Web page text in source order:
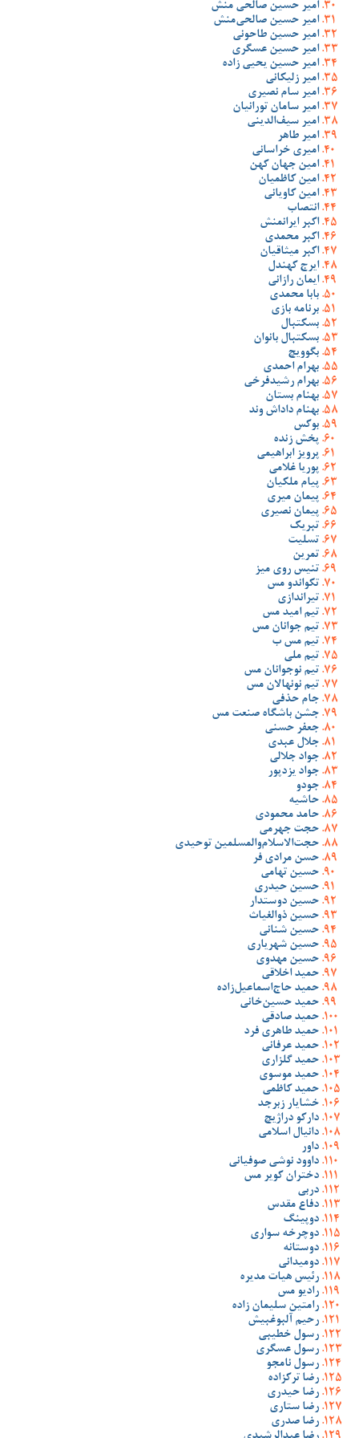
امیر حسین صالحی منش
امیر حسین صالحی‌منش
امیر حسین طاحونی
امیر حسین عسگری
امیر حسین یحیی زاده
امیر زلیکانی
امیر سام نصیری
امیر سامان تورانیان
امیر سیف‌الدینی
امیر طاهر
امیری خراسانی
امین جهان کهن
امین کاظمیان
امین کاویانی
انتصاب
اکبر ایرانمنش
اکبر محمدی
اکبر میثاقیان
ایرج کهندل
ایمان رازانی
بابا محمدی
برنامه بازی
بسکتبال
بسکتبال بانوان
بگوویچ
بهرام احمدی
بهرام رشیدفرخی
بهنام بستان
بهنام داداش وند
بوکس
پخش زنده
پرویز ابراهیمی
پوریا غلامی
پیام ملکیان
پیمان میری
پیمان نصیری
تبریک
تسلیت
تمرین
تنیس روی میز
تکواندو مس
تیراندازی
تیم امید مس
تیم جوانان مس
تیم مس ب
تیم ملی
تیم نوجوانان مس
تیم نونهالان مس
جام حذفی
جشن باشگاه صنعت مس
جعفر حسنی
جلال عبدی
جواد جلالی
جواد یزدپور
جودو
حاشیه
حامد محمودی
حجت جهرمی
حجت‌الاسلام‌والمسلمین توحیدی
حسن مرادی فر
حسین تهامی
حسین حیدری
حسین دوستدار
حسین ذوالغیاث
حسین شنانی
حسین شهریاری
حسین مهدوی
حمید اخلاقی
حمید حاج‌اسماعیل‌زاده
حمید حسین‌خانی
حمید صادقی
حمید طاهری فرد
حمید عرفانی
حمید گلزاری
حمید موسوی
حمید کاظمی
خشایار زبرجد
دارکو دراژیچ
دانیال اسلامی
داور
داوود نوشی صوفیانی
دختران کویر مس
دربی
دفاع مقدس
دوپینگ
دوچرخه سواری
دوستانه
دومیدانی
رئیس هیات مدیره
رادیو مس
رامتین سلیمان زاده
رحیم آلبوغبیش
رسول خطیبی
رسول عسگری
رسول نامجو
رضا ترکزاده
رضا حیدری
رضا ستاری
رضا صدری